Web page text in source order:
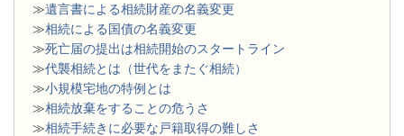
≫遺言書による相続財産の名義変更
≫相続による国債の名義変更
≫死亡届の提出は相続開始のスタートライン
≫代襲相続とは（世代をまたぐ相続）
≫小規模宅地の特例とは
≫相続放棄をすることの危うさ
≫相続手続きに必要な戸籍取得の難しさ